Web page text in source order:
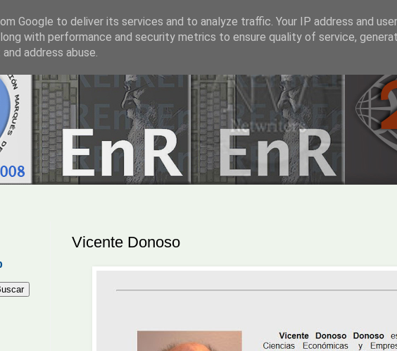
Vicente Donoso
Google to deliver its services and to analyze traffic. Your IP address and
with performance and security metrics to ensure quality of service,
address abuse.